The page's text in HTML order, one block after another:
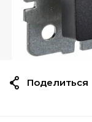
Поделиться